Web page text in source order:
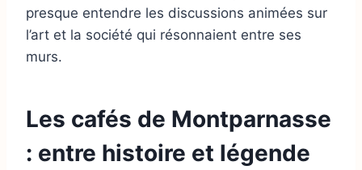
presque entendre les discussions animées sur
l’art et la société qui résonnaient entre ses
murs.
Les cafés de Montparnasse
: entre histoire et légende